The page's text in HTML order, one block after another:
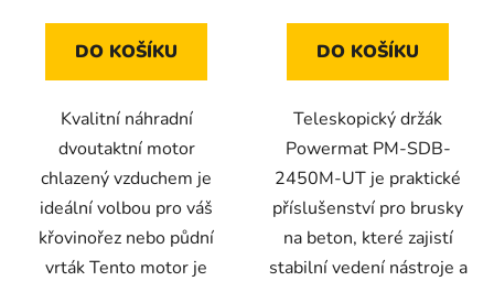
hvězdiček.
DO KOŠÍKU
Kvalitní náhradní
dvoutaktní motor
chlazený vzduchem je
ideální volbou pro váš
křovinořez nebo půdní
vrták Tento motor je
DO KOŠÍKU
Teleskopický držák
Powermat PM-SDB-
2450M-UT je praktické
příslušenství pro brusky
na beton, které zajistí
stabilní vedení nástroje a